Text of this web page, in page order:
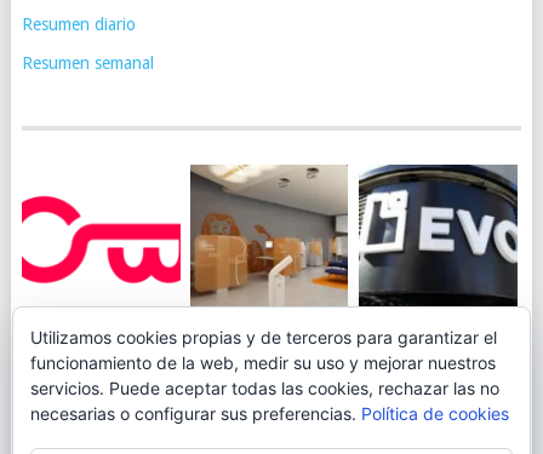
Resumen diario
Resumen semanal
JUEGA AL
CANICÓDROMO
DIGITAL DE
OPENBANK
ING TOCA SUELO EN
LA RENTABILIDAD
DE SU CUENTA
NARANJA: 0,01% TAE
EVO BANK
PERMITIRÁ
INGRESAR DINERO
DESDE LAS OFICINAS
Utilizamos cookies propias y de terceros para garantizar el
funcionamiento de la web, medir su uso y mejorar nuestros
servicios. Puede aceptar todas las cookies, rechazar las no
necesarias o configurar sus preferencias. Política de cookies